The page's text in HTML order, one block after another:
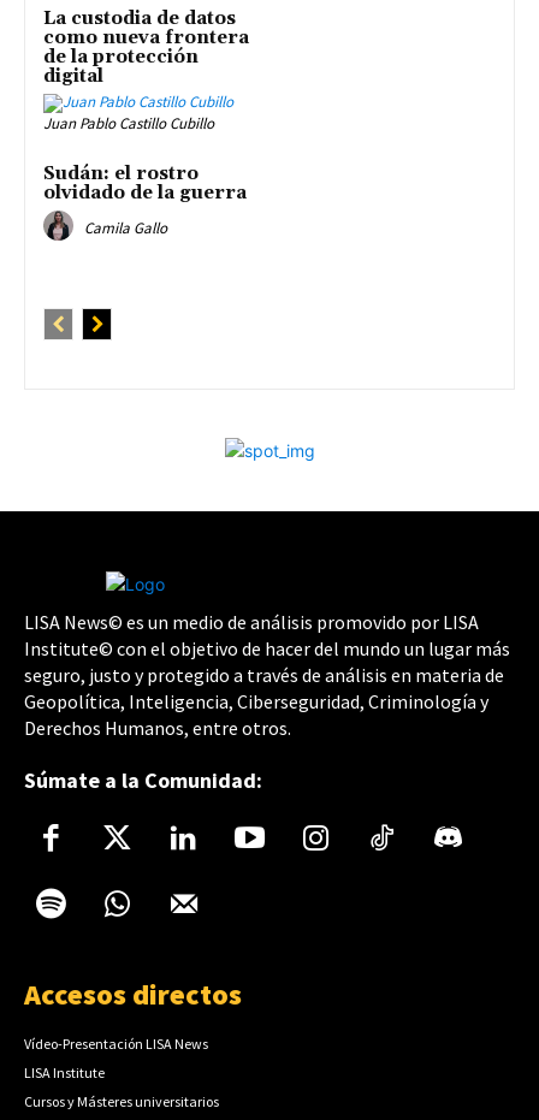
La custodia de datos
como nueva frontera
de la protección
digital
Juan Pablo Castillo Cubillo
Sudán: el rostro
olvidado de la guerra
Camila Gallo
LISA News© es un medio de análisis promovido por LISA
Institute© con el objetivo de hacer del mundo un lugar más
seguro, justo y protegido a través de análisis en materia de
Geopolítica, Inteligencia, Ciberseguridad, Criminología y
Derechos Humanos, entre otros.
Súmate a la Comunidad:
Accesos directos
Vídeo-Presentación LISA News
LISA Institute
Cursos y Másteres universitarios